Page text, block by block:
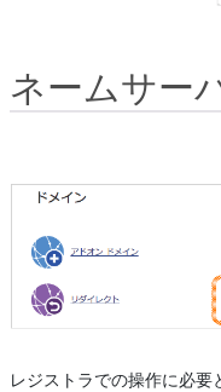
ネームサー
レジストラでの操作に必要